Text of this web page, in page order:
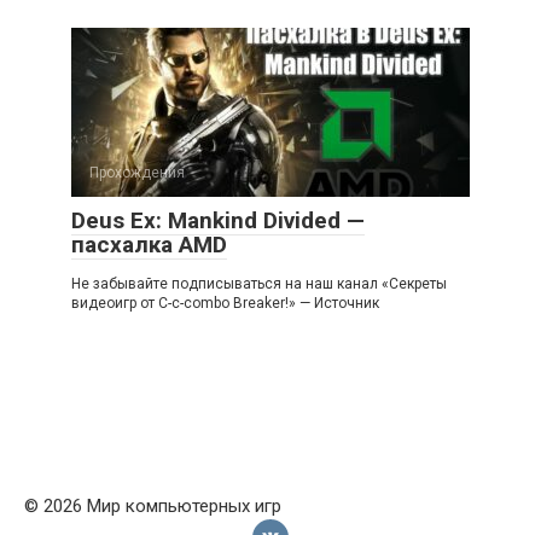
Прохождения
Deus Ex: Mankind Divided —
пасхалка AMD
Не забывайте подписываться на наш канал «Секреты
видеоигр от C-c-combo Breaker!» — Источник
© 2026 Мир компьютерных игр